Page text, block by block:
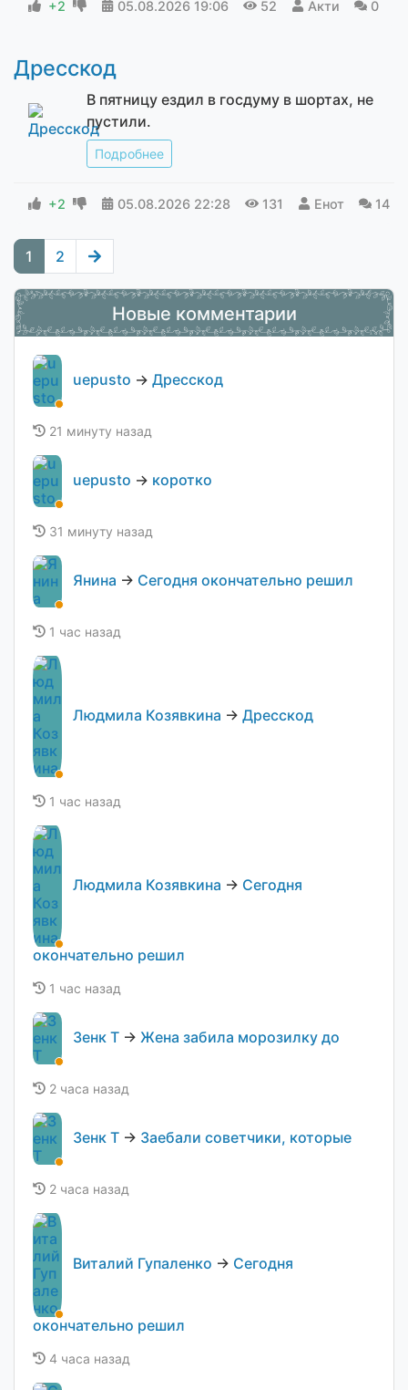
+2 05.08.2026 19:06 52 Акти 0
Дресскод
В пятницу ездил в госдуму в шортах, не
пустили.
Подробнее
+2 05.08.2026 22:28 131 Енот 14
1 2
Новые комментарии
uepusto → Дресскод
21 минуту назад
uepusto → коротко
31 минуту назад
Янина → Сегодня окончательно решил
1 час назад
Людмила Козявкина → Дресскод
1 час назад
Людмила Козявкина → Сегодня
окончательно решил
1 час назад
Зенк Т → Жена забила морозилку до
2 часа назад
Зенк Т → Заебали советчики, которые
2 часа назад
Виталий Гупаленко → Сегодня
окончательно решил
4 часа назад